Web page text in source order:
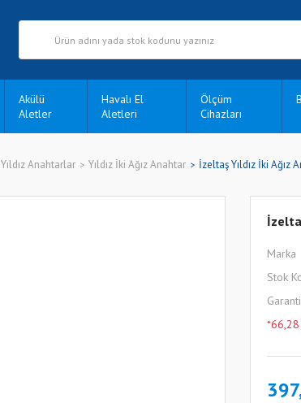
Akülü
Aletler
Havalı El
Aletleri
Ölçüm
Cihazları
Yıldız Anahtarlar Yıldız İki Ağız Anahtar İzeltaş Yıldız İki Ağız
Marka
Stok